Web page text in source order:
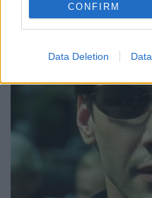
CONFIRM
Data Deletion